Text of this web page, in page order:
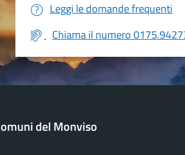
Leggi le domande frequenti
Chiama il numero
del Monviso